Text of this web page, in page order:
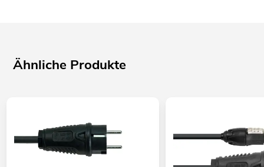
Ähnliche Produkte